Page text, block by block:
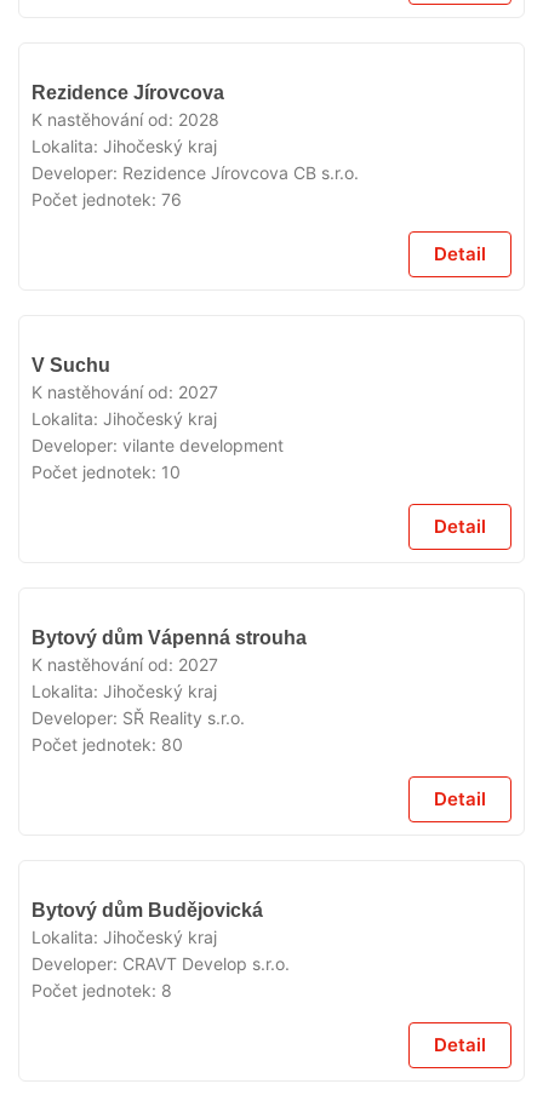
Rezidence Jírovcova
K nastěhování od: 2028
Lokalita: Jihočeský kraj
Developer: Rezidence Jírovcova CB s.r.o.
Počet jednotek: 76
Detail
V Suchu
K nastěhování od: 2027
Lokalita: Jihočeský kraj
Developer: vilante development
Počet jednotek: 10
Detail
Bytový dům Vápenná strouha
K nastěhování od: 2027
Lokalita: Jihočeský kraj
Developer: SŘ Reality s.r.o.
Počet jednotek: 80
Detail
Bytový dům Budějovická
Lokalita: Jihočeský kraj
Developer: CRAVT Develop s.r.o.
Počet jednotek: 8
Detail